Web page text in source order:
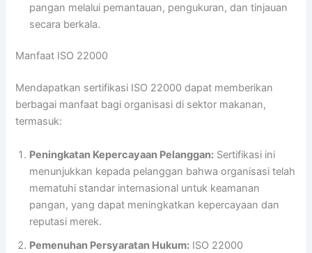
pangan melalui pemantauan, pengukuran, dan tinjauan
secara berkala.
Manfaat ISO 22000
Mendapatkan sertifikasi ISO 22000 dapat memberikan
berbagai manfaat bagi organisasi di sektor makanan,
termasuk:
Peningkatan Kepercayaan Pelanggan: Sertifikasi ini
menunjukkan kepada pelanggan bahwa organisasi telah
mematuhi standar internasional untuk keamanan
pangan, yang dapat meningkatkan kepercayaan dan
reputasi merek.
Pemenuhan Persyaratan Hukum: ISO 22000